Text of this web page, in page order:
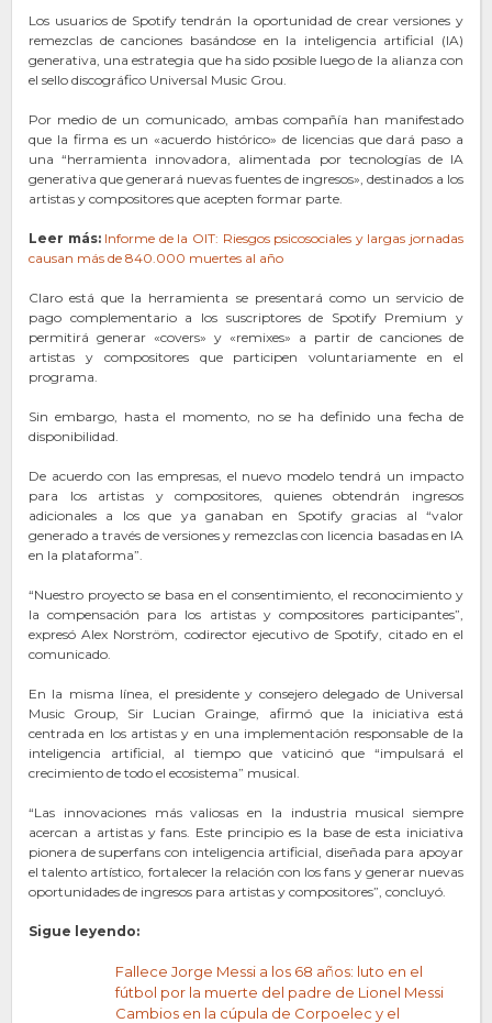
Los usuarios de Spotify tendrán la oportunidad de crear versiones y
remezclas de canciones basándose en la inteligencia artificial (IA)
generativa, una estrategia que ha sido posible luego de la alianza con
el sello discográfico Universal Music Grou.
Por medio de un comunicado, ambas compañía han manifestado
que la firma es un «acuerdo histórico» de licencias que dará paso a
una “herramienta innovadora, alimentada por tecnologías de IA
generativa que generará nuevas fuentes de ingresos», destinados a los
artistas y compositores que acepten formar parte.
Leer más: Informe de la OIT: Riesgos psicosociales y largas jornadas
causan más de 840.000 muertes al año
Claro está que la herramienta se presentará como un servicio de
pago complementario a los suscriptores de Spotify Premium y
permitirá generar «covers» y «remixes» a partir de canciones de
artistas y compositores que participen voluntariamente en el
programa.
Sin embargo, hasta el momento, no se ha definido una fecha de
disponibilidad.
De acuerdo con las empresas, el nuevo modelo tendrá un impacto
para los artistas y compositores, quienes obtendrán ingresos
adicionales a los que ya ganaban en Spotify gracias al “valor
generado a través de versiones y remezclas con licencia basadas en IA
en la plataforma”.
“Nuestro proyecto se basa en el consentimiento, el reconocimiento y
la compensación para los artistas y compositores participantes”,
expresó Alex Norström, codirector ejecutivo de Spotify, citado en el
comunicado.
En la misma línea, el presidente y consejero delegado de Universal
Music Group, Sir Lucian Grainge, afirmó que la iniciativa está
centrada en los artistas y en una implementación responsable de la
inteligencia artificial, al tiempo que vaticinó que “impulsará el
crecimiento de todo el ecosistema” musical.
“Las innovaciones más valiosas en la industria musical siempre
acercan a artistas y fans. Este principio es la base de esta iniciativa
pionera de superfans con inteligencia artificial, diseñada para apoyar
el talento artístico, fortalecer la relación con los fans y generar nuevas
oportunidades de ingresos para artistas y compositores”, concluyó.
Sigue leyendo:
Fallece Jorge Messi a los 68 años: luto en el
fútbol por la muerte del padre de Lionel Messi
Cambios en la cúpula de Corpoelec y el